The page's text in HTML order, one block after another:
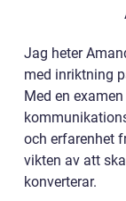
Jag heter
med inriktning
Med en
och erfarenhet
vikten av att
konverterar.